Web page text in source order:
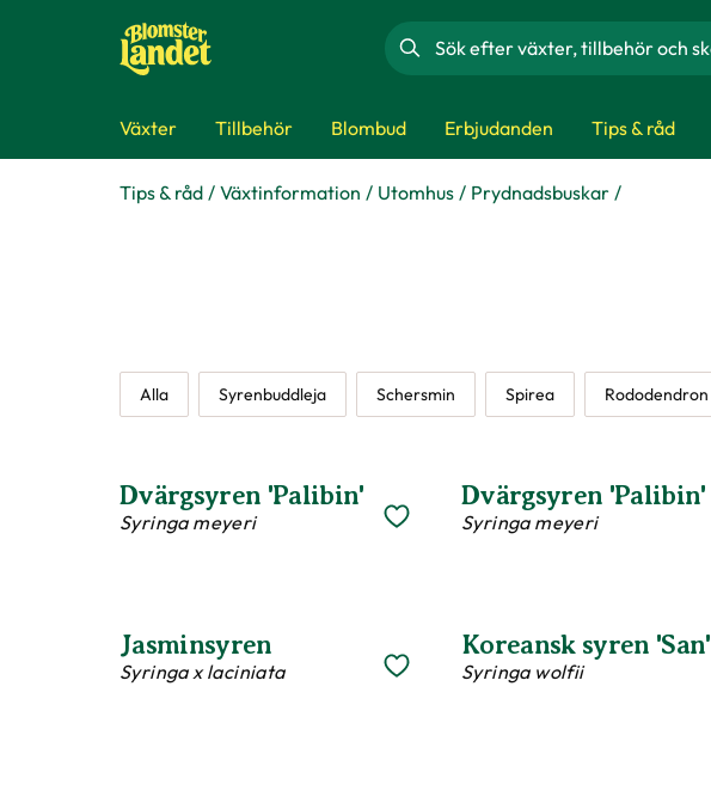
Sök
Växter Tillbehör Blombud Erbjudanden Tips & råd
Tips & råd Växtinformation Utomhus Prydnadsbuskar
Alla Syrenbuddleja Schersmin Spirea Rododendron
Dvärgsyren 'Palibin'
Syringa meyeri
Dvärgsyren 'Palibin'
Syringa meyeri
Jasminsyren
Syringa x laciniata
Koreansk syren 'San'
Syringa wolfii